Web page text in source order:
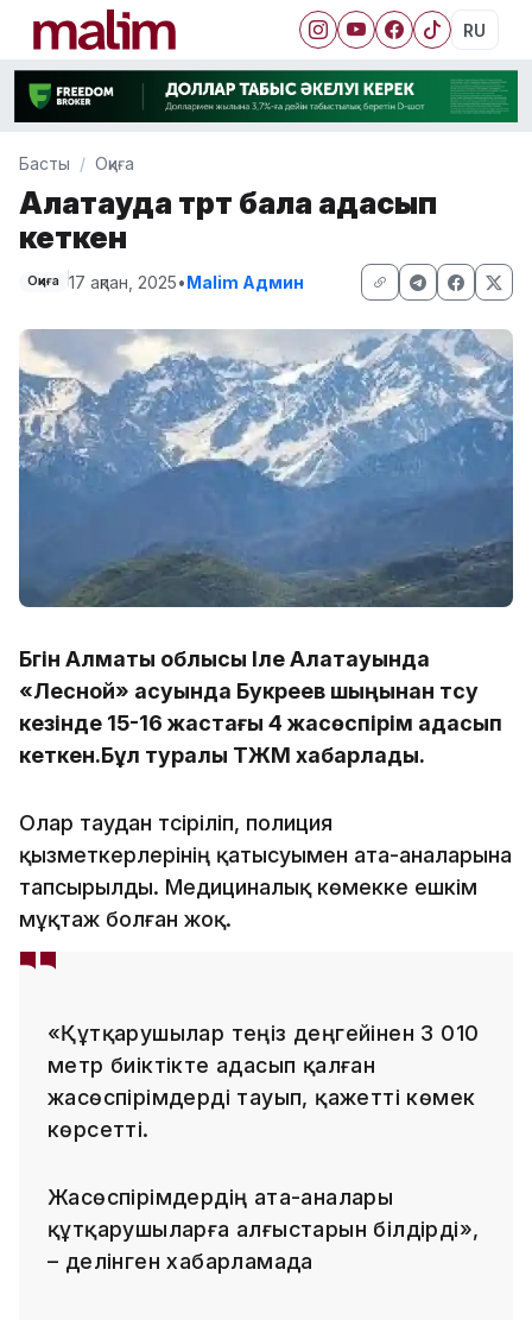
RU
Басты Оқиға
Алатауда төрт бала адасып
кеткен
Оқиға 17 ақпан, 2025•Malim Админ
Бүгін Алматы облысы Іле Алатауында
«Лесной» асуында Букреев шыңынан түсу
кезінде 15-16 жастағы 4 жасөспірім адасып
кеткен.Бұл туралы ТЖМ хабарлады.
Олар таудан түсіріліп, полиция
қызметкерлерінің қатысуымен ата-аналарына
тапсырылды. Медициналық көмекке ешкім
мұқтаж болған жоқ.
«Құтқарушылар теңіз деңгейінен 3 010
метр биіктікте адасып қалған
жасөспірімдерді тауып, қажетті көмек
көрсетті.
Жасөспірімдердің ата-аналары
құтқарушыларға алғыстарын білдірді»,
– делінген хабарламада